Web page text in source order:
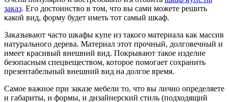
заказ. Его достоинство в том, что вы сами можете решить
какой вид, форму будет иметь тот самый шкаф.
Заказывают часто шкафы купе из такого материала как массив
натурального дерева. Материал этот прочный, долговечный и
имеет красивый внешний вид. Покрывают такое изделие
безопасным спецвеществом, которое помогает сохранить
презентабельный внешний вид на долгое время.
Самое важное при заказе мебели то, что вы лично определяете
и габариты, и формы, и дизайнерский стиль (подходящий